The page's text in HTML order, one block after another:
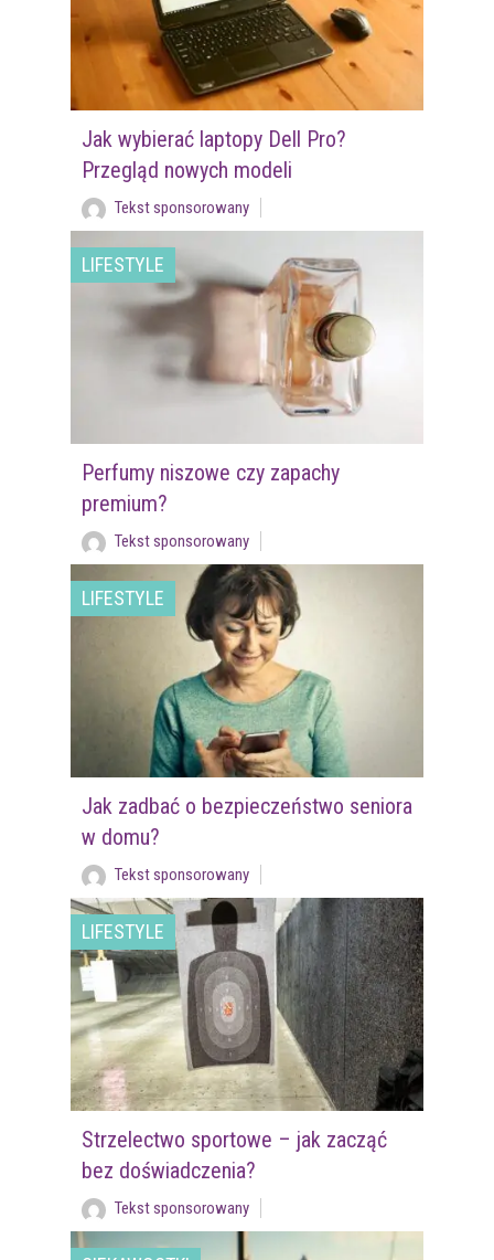
Jak wybierać laptopy Dell Pro?
Przegląd nowych modeli
Tekst sponsorowany
LIFESTYLE
Perfumy niszowe czy zapachy
premium?
Tekst sponsorowany
LIFESTYLE
Jak zadbać o bezpieczeństwo seniora
w domu?
Tekst sponsorowany
LIFESTYLE
Strzelectwo sportowe – jak zacząć
bez doświadczenia?
Tekst sponsorowany